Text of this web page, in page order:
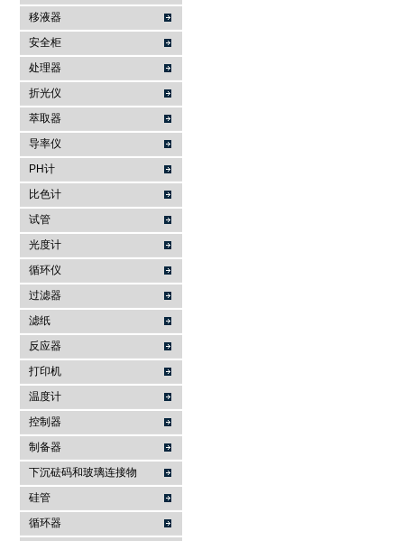
移液器
安全柜
处理器
折光仪
萃取器
导率仪
PH计
比色计
试管
光度计
循环仪
过滤器
滤纸
反应器
打印机
温度计
控制器
制备器
下沉砝码和玻璃连接物
硅管
循环器